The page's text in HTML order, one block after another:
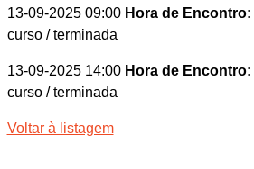
13-09-2025 09:00 Hora de Encontro:
curso / terminada
13-09-2025 14:00 Hora de Encontro:
curso / terminada
Voltar à listagem